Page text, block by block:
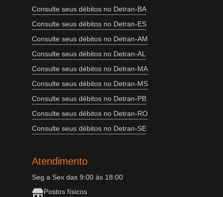
Consulte seus débitos no Detran-BA
Consulte seus débitos no Detran-ES
Consulte seus débitos no Detran-AM
Consulte seus débitos no Detran-AL
Consulte seus débitos no Detran-MA
Consulte seus débitos no Detran-MS
Consulte seus débitos no Detran-PB
Consulte seus débitos no Detran-RO
Consulte seus débitos no Detran-SE
Atendimento
Seg a Sex das 9:00 às 18:00
Postos físicos